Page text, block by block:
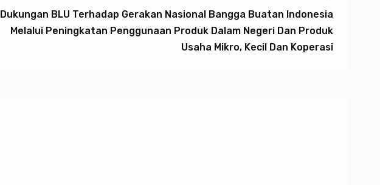
Dukungan BLU Terhadap Gerakan Nasional Bangga Buatan Indonesia
Melalui Peningkatan Penggunaan Produk Dalam Negeri Dan Produk
Usaha Mikro, Kecil Dan Koperasi